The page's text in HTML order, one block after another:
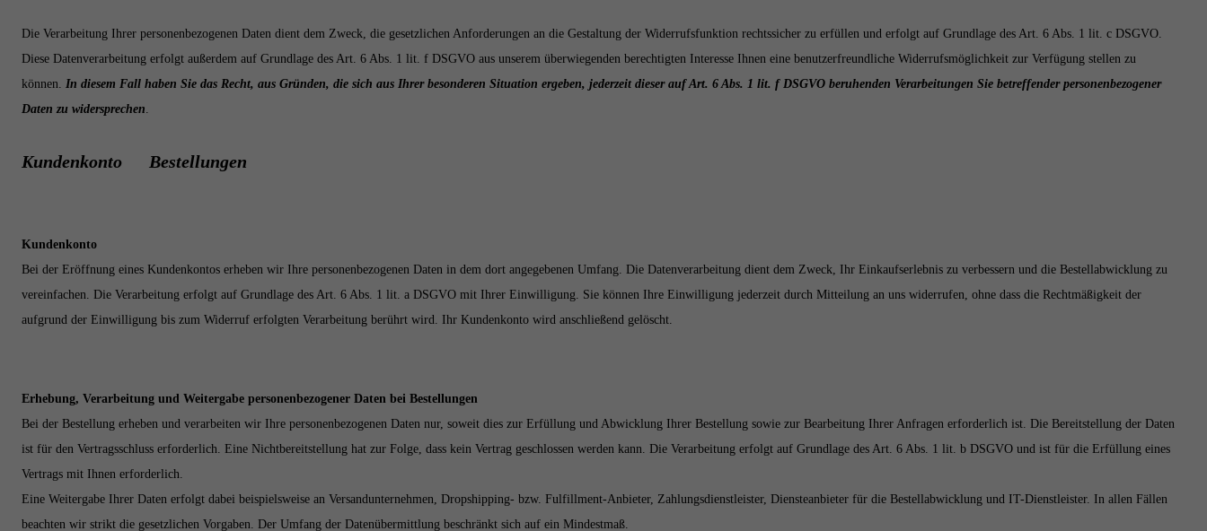
Die Verarbeitung Ihrer personenbezogenen Daten dient dem Zweck, die gesetzlichen Anforderungen an die Gestaltung der Widerrufsfunktion rechtssicher zu erfüllen und erfolgt auf Grundlage des Art. 6 Abs. 1 lit. c DSGVO.
Diese Datenverarbeitung erfolgt außerdem auf Grundlage des Art. 6 Abs. 1 lit. f DSGVO aus unserem überwiegenden berechtigten Interesse Ihnen eine benutzerfreundliche Widerrufsmöglichkeit zur Verfügung stellen zu
können. In diesem Fall haben Sie das Recht, aus Gründen, die sich aus Ihrer besonderen Situation ergeben, jederzeit dieser auf Art. 6 Abs. 1 lit. f DSGVO beruhenden Verarbeitungen Sie betreffender personenbezogener
Daten zu widersprechen.
Kundenkonto Bestellungen
Kundenkonto
Bei der Eröffnung eines Kundenkontos erheben wir Ihre personenbezogenen Daten in dem dort angegebenen Umfang. Die Datenverarbeitung dient dem Zweck, Ihr Einkaufserlebnis zu verbessern und die Bestellabwicklung zu
vereinfachen. Die Verarbeitung erfolgt auf Grundlage des Art. 6 Abs. 1 lit. a DSGVO mit Ihrer Einwilligung. Sie können Ihre Einwilligung jederzeit durch Mitteilung an uns widerrufen, ohne dass die Rechtmäßigkeit der
aufgrund der Einwilligung bis zum Widerruf erfolgten Verarbeitung berührt wird. Ihr Kundenkonto wird anschließend gelöscht.
Erhebung, Verarbeitung und Weitergabe personenbezogener Daten bei Bestellungen
Bei der Bestellung erheben und verarbeiten wir Ihre personenbezogenen Daten nur, soweit dies zur Erfüllung und Abwicklung Ihrer Bestellung sowie zur Bearbeitung Ihrer Anfragen erforderlich ist. Die Bereitstellung der Daten
ist für den Vertragsschluss erforderlich. Eine Nichtbereitstellung hat zur Folge, dass kein Vertrag geschlossen werden kann. Die Verarbeitung erfolgt auf Grundlage des Art. 6 Abs. 1 lit. b DSGVO und ist für die Erfüllung eines
Vertrags mit Ihnen erforderlich.
Eine Weitergabe Ihrer Daten erfolgt dabei beispielsweise an Versandunternehmen, Dropshipping- bzw. Fulfillment-Anbieter, Zahlungsdienstleister, Diensteanbieter für die Bestellabwicklung und IT-Dienstleister. In allen Fällen
beachten wir strikt die gesetzlichen Vorgaben. Der Umfang der Datenübermittlung beschränkt sich auf ein Mindestmaß.